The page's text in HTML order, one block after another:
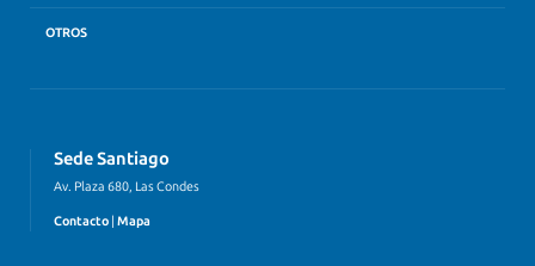
OTROS
Sede Santiago
Av. Plaza 680, Las Condes
Contacto Mapa